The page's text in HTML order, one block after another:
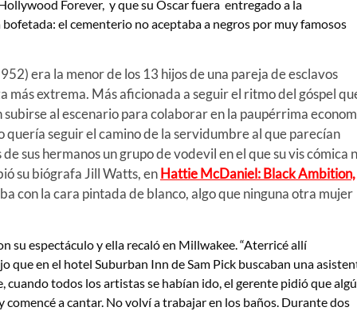
Forever, y que su Oscar fuera entregado a la
el cementerio no aceptaba a negros por muy famosos
era la menor de los 13 hijos de una pareja de esclavos
extrema. Más aficionada a seguir el ritmo del góspel
al escenario para colaborar en la paupérrima
seguir el camino de la servidumbre al que parecían
sus hermanos un grupo de vodevil en el que su vis cómica
su biógrafa Jill Watts, enHattie McDaniel: Black Ambition,
con la cara pintada de blanco, algo que ninguna otra mujer
su espectáculo y ella recaló en Millwakee. “Aterricé allí
que en el hotel Suburban Inn de Sam Pick buscaban una
cuando todos los artistas se habían ido, el gerente pidió que
a cantar. No volví a trabajar en los baños. Durante dos